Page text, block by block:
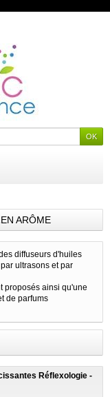
ARÔME
diffuseurs d'huiles
ultrasons et par
proposés ainsi qu'une
de parfums
Réflexologie -